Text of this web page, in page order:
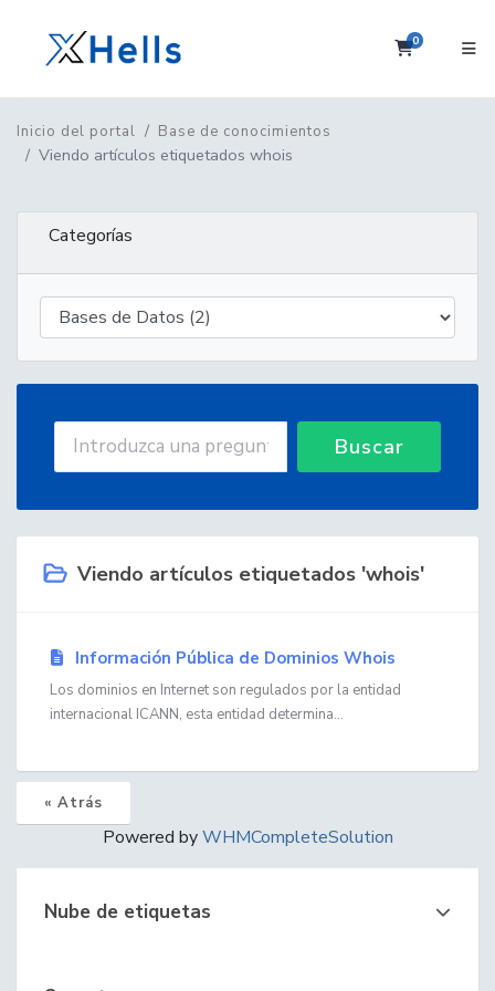
0Carrito
Inicio del portal Base de conocimientos
Viendo artículos etiquetados whois
Categorías
Buscar
Viendo artículos etiquetados 'whois'
Información Pública de Dominios Whois
Los dominios en Internet son regulados por la entidad
internacional ICANN, esta entidad determina...
« Atrás
Powered byWHMCompleteSolution
Nube de etiquetas